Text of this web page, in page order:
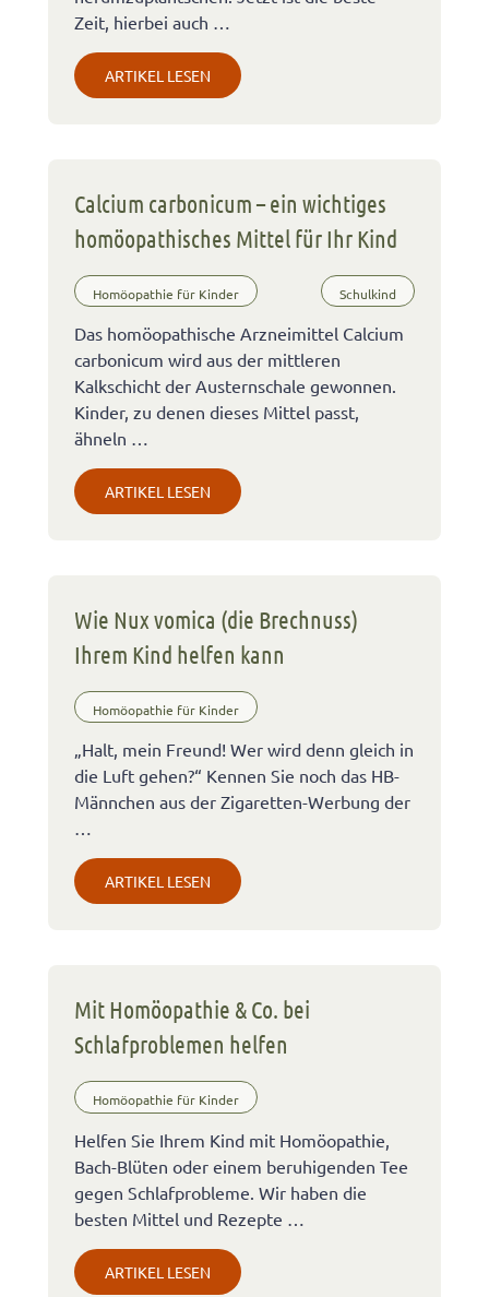
Zeit, hierbei auch …
ARTIKEL LESEN
Calcium carbonicum – ein wichtiges
homöopathisches Mittel für Ihr Kind
Homöopathie für Kinder Schulkind
Das homöopathische Arzneimittel Calcium
carbonicum wird aus der mittleren
Kalkschicht der Austernschale gewonnen.
Kinder, zu denen dieses Mittel passt,
ähneln …
ARTIKEL LESEN
Wie Nux vomica (die Brechnuss)
Ihrem Kind helfen kann
Homöopathie für Kinder
„Halt, mein Freund! Wer wird denn gleich in
die Luft gehen?“ Kennen Sie noch das HB-
Männchen aus der Zigaretten-Werbung der
…
ARTIKEL LESEN
Mit Homöopathie & Co. bei
Schlafproblemen helfen
Homöopathie für Kinder
Helfen Sie Ihrem Kind mit Homöopathie,
Bach-Blüten oder einem beruhigenden Tee
gegen Schlafprobleme. Wir haben die
besten Mittel und Rezepte …
ARTIKEL LESEN